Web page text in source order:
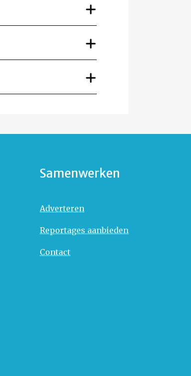
Samenwerken
Adverteren
Reportages aanbieden
Contact